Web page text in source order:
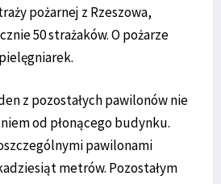
pożarnej z Rzeszowa,
50 strażaków. O pożarze
z pozostałych pawilonów nie
od płonącego budynku.
pawilonami
metrów. Pozostałym